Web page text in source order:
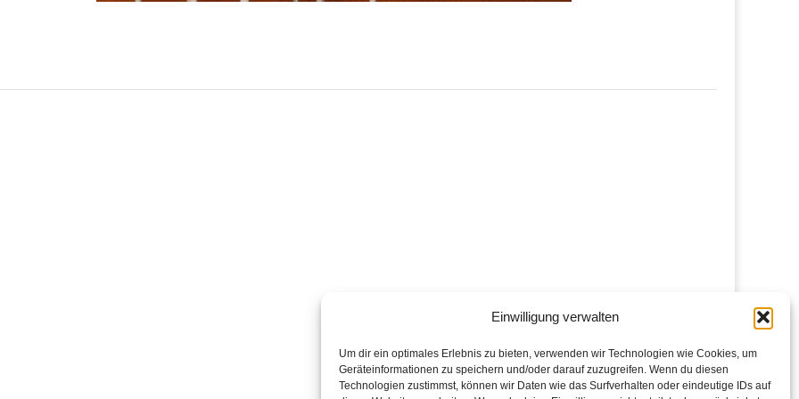
Einwilligung verwalten
Um dir ein optimales Erlebnis zu bieten, verwenden wir Technologien wie Cookies, um
Geräteinformationen zu speichern und/oder darauf zuzugreifen. Wenn du diesen
Technologien zustimmst, können wir Daten wie das Surfverhalten oder eindeutige IDs auf